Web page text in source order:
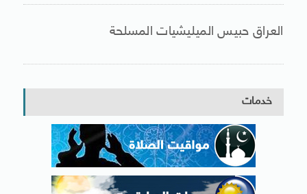
العراق حبيس الميليشيات المسلحة
خدمات